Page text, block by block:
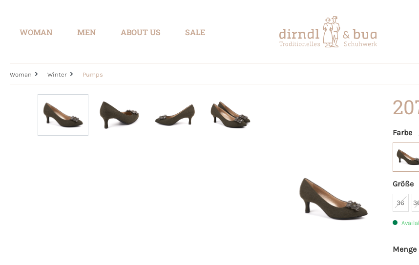
WOMAN MEN ABOUT US SALE
Woman Winter Pumps
Farbe
Größe
36
Menge